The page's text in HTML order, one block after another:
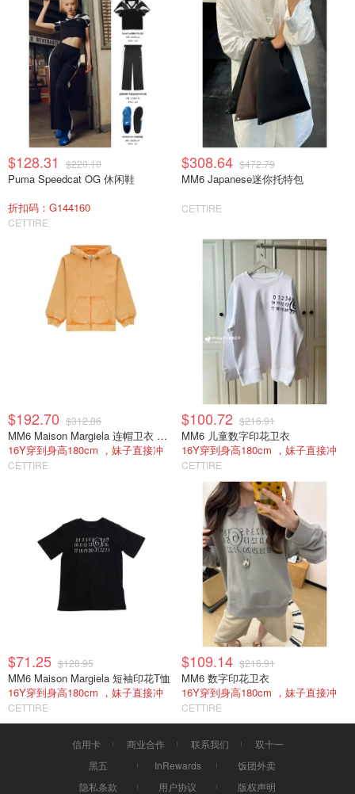
$128.31 $220.10
Puma Speedcat OG 休闲鞋
折扣码：G144160
CETTIRE
$308.64 $472.79
MM6 Japanese迷你托特包
CETTIRE
$192.70 $312.86
MM6 Maison Margiela 连帽卫衣 拉链款
16Y穿到身高180cm ，妹子直接冲
CETTIRE
$100.72 $216.91
MM6 儿童数字印花卫衣
16Y穿到身高180cm ，妹子直接冲
CETTIRE
$71.25 $128.95
MM6 Maison Margiela 短袖印花T恤
16Y穿到身高180cm ，妹子直接冲
CETTIRE
$109.14 $216.91
MM6 数字印花卫衣
16Y穿到身高180cm ，妹子直接冲
CETTIRE
信用卡 商业合作 联系我们
双十一
黑五
InRewards
饭团外卖
隐私条款
用户协议 版权声明